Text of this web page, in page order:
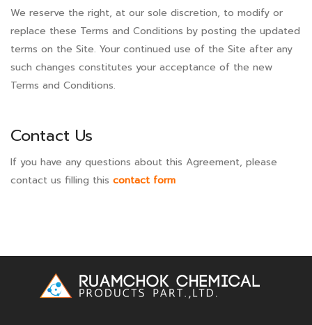
We reserve the right, at our sole discretion, to modify or
replace these Terms and Conditions by posting the updated
terms on the Site. Your continued use of the Site after any
such changes constitutes your acceptance of the new
Terms and Conditions.
Contact Us
If you have any questions about this Agreement, please
contact us filling this contact form